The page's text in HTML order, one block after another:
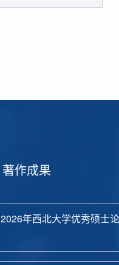
著作成果
2026年西北大学优秀硕士